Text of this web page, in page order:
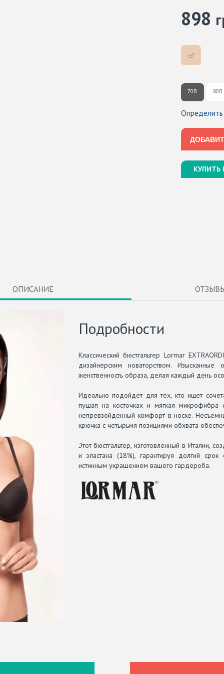
70B 80B
898
КУПИТЬ
ОПИСАНИЕ
Подробности
Классический бюстгальтер Lormar
дизайнерским новаторством.
женственность образа, делая каждый день
Идеально подойдёт для тех, кто ищет
пушап на косточках и мягкая микрофибра
непревзойдённый комфорт в носке.
крючка с четырьмя позициями обхвата
Этот бюстгальтер, изготовленный в Италии,
и эластана (18%), гарантируя долгий
истинным украшением вашего гардероба.